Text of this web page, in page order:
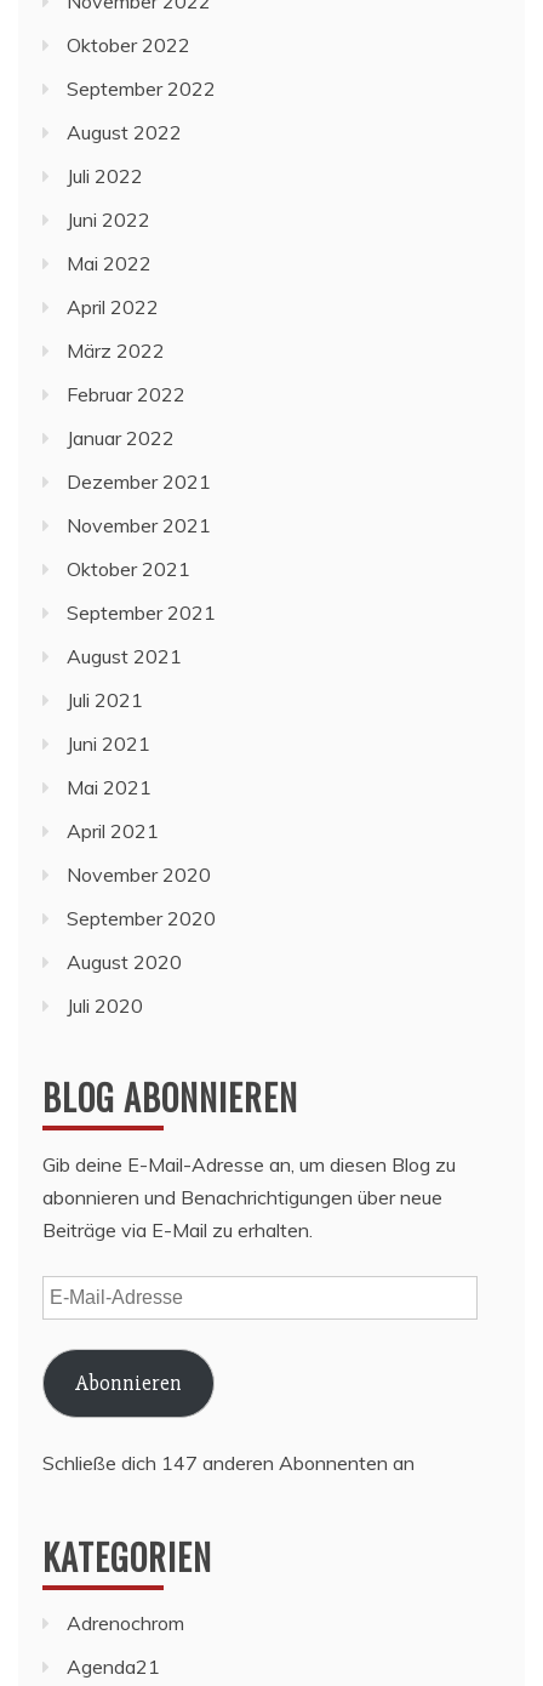
Oktober 2022
September 2022
August 2022
Juli 2022
Juni 2022
Mai 2022
April 2022
März 2022
Februar 2022
Januar 2022
Dezember 2021
November 2021
Oktober 2021
September 2021
August 2021
Juli 2021
Juni 2021
Mai 2021
April 2021
November 2020
September 2020
August 2020
Juli 2020
BLOG ABONNIEREN
Gib deine E-Mail-Adresse an, um diesen Blog zu
abonnieren und Benachrichtigungen über neue
Beiträge via E-Mail zu erhalten.
E-
Mail-
Adresse
Abonnieren
Schließe dich 147 anderen Abonnenten an
KATEGORIEN
Adrenochrom
Agenda21